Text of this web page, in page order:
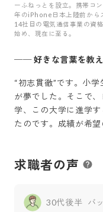
ーふねっとを設立。携帯コ
年のiPhone日本上陸前から
14社目の電気通信事業の資
始め、現在に至る。
──好きな言葉を教
“初志貫徹”です。小
が夢でした。そこで
学、この大学に進学
たのです。成績が希
求職者の声
30代後半 バ